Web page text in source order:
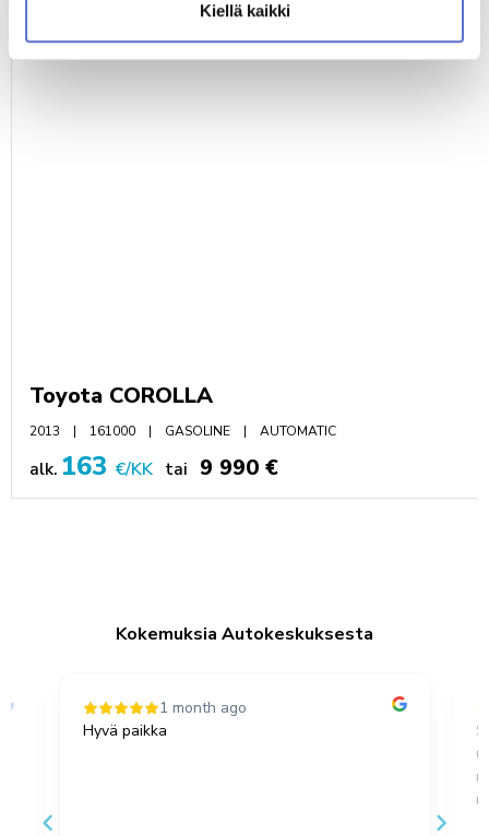
Kiellä kaikki
TUTUSTU MYÖS NÄIHIN AUTOIHIN
Toyota COROLLA
2013 161000 GASOLINE AUTOMATIC
alk. 163 €/KK tai 9 990 €
Kokemuksia Autokeskuksesta
1 month ago
Hyvä paikka